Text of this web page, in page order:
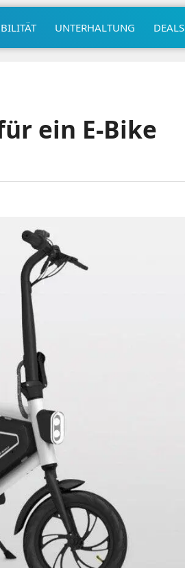
UNTERHALTUNG DEALS
ein E-Bike